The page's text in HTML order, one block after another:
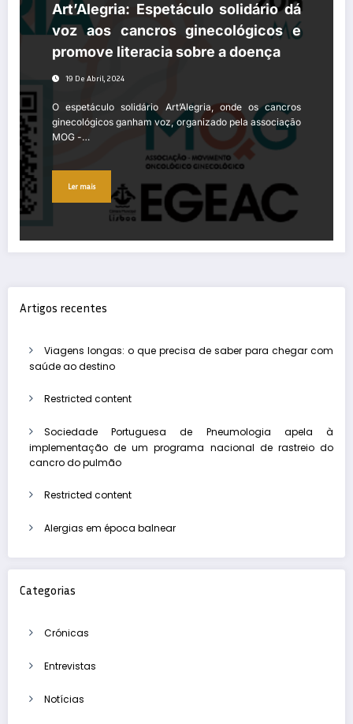
Art’Alegria: Espetáculo solidário dá
voz aos cancros ginecológicos e
promove literacia sobre a doença
19 De Abril, 2024
O espetáculo solidário Art’Alegria, onde os cancros
ginecológicos ganham voz, organizado pela associação
MOG -…
Ler mais
Artigos recentes
Viagens longas: o que precisa de saber para chegar com
saúde ao destino
Restricted content
Sociedade Portuguesa de Pneumologia apela à
implementação de um programa nacional de rastreio do
cancro do pulmão
Restricted content
Alergias em época balnear
Categorias
Crónicas
Entrevistas
Notícias